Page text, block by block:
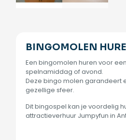
BINGOMOLEN
Een bingomolen huren voor
spelnamiddag of avond.
Deze bingo molen garandeert
gezellige sfeer.
Dit bingospel kan je voordelig
attractieverhuur Jumpyfun in